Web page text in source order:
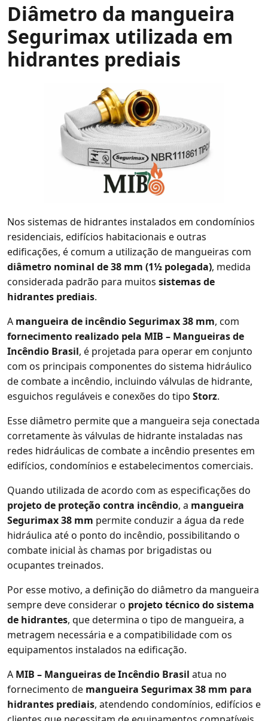
Diâmetro da mangueira
Segurimax utilizada em
hidrantes prediais
Nos sistemas de hidrantes instalados em condomínios
residenciais, edifícios habitacionais e outras
edificações, é comum a utilização de mangueiras com
diâmetro nominal de 38 mm (1½ polegada), medida
considerada padrão para muitos sistemas de
hidrantes prediais.
A mangueira de incêndio Segurimax 38 mm, com
fornecimento realizado pela MIB – Mangueiras de
Incêndio Brasil, é projetada para operar em conjunto
com os principais componentes do sistema hidráulico
de combate a incêndio, incluindo válvulas de hidrante,
esguichos reguláveis e conexões do tipo Storz.
Esse diâmetro permite que a mangueira seja conectada
corretamente às válvulas de hidrante instaladas nas
redes hidráulicas de combate a incêndio presentes em
edifícios, condomínios e estabelecimentos comerciais.
Quando utilizada de acordo com as especificações do
projeto de proteção contra incêndio, a mangueira
Segurimax 38 mm permite conduzir a água da rede
hidráulica até o ponto do incêndio, possibilitando o
combate inicial às chamas por brigadistas ou
ocupantes treinados.
Por esse motivo, a definição do diâmetro da mangueira
sempre deve considerar o projeto técnico do sistema
de hidrantes, que determina o tipo de mangueira, a
metragem necessária e a compatibilidade com os
equipamentos instalados na edificação.
A MIB – Mangueiras de Incêndio Brasil atua no
fornecimento de mangueira Segurimax 38 mm para
hidrantes prediais, atendendo condomínios, edifícios e